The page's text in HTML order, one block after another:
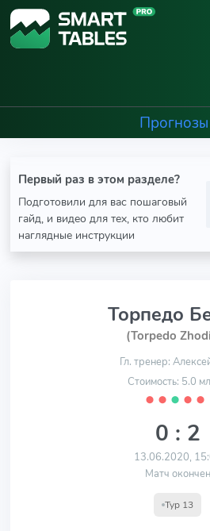
Прогнозы
Первый раз в этом разделе?
Подготовили для вас пошаговый
гайд, и видео для тех, кто любит
наглядные инструкции
Торпедо
(Torpedo
Гл. тренер:
Стоимость: 5.0
⬤ ⬤ ⬤ ⬤ ⬤
0 : 2
13.06.2020,
Матч окончен
Тур 13